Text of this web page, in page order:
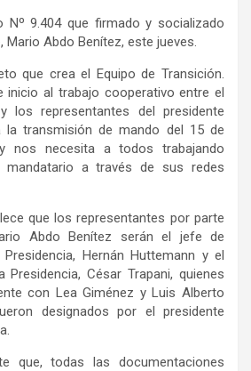
Nº 9.404 que firmado y socializado
Mario Abdo Benítez, este jueves.
que crea el Equipo de Transición.
inicio al trabajo cooperativo entre el
los representantes del presidente
transmisión de mando del 15 de
nos necesita a todos trabajando
mandatario a través de sus redes
que los representantes por parte
Abdo Benítez serán el jefe de
Hernán Huttemann y el
César Trapani, quienes
con Lea Giménez y Luis Alberto
designados por el presidente
que, todas las documentaciones